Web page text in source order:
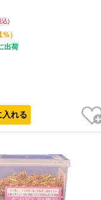
込)
%）
出荷
入れる
お気に入り